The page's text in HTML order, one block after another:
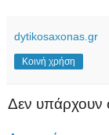
dytikosaxonas.gr
Κοινή χρήση
Δεν υπάρχουν